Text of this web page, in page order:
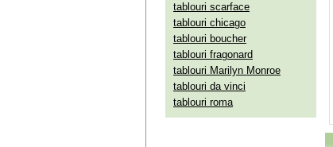
tablouri scarface
tablouri chicago
tablouri boucher
tablouri fragonard
tablouri Marilyn Monroe
tablouri da vinci
tablouri roma